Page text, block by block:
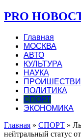
PRO
Главная
МОСКВА
АВТО
КУЛЬТУРА
НАУКА
ПОЛИТИКА
СПОРТ
ЭКОНОМИКА
Главная » СПОРТ »
нейтральный статус